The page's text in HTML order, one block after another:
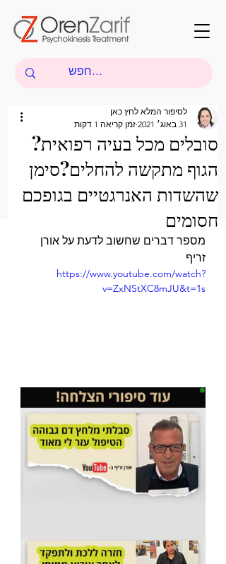
סובלים מכל בעיה רפואית?
הגוף מתקשה להחלים?סימן
שהשדות האנרגטיים בגופכם
חסומים
לסיפור המלא לחץ כאן
31 באוג׳ 2021
זמן קריאה 1 דקות
מספר דברים שחשוב לדעת על אורן
זריף
https://www.youtube.com/watch?
v=ZxNStXC8mJU&t=1s